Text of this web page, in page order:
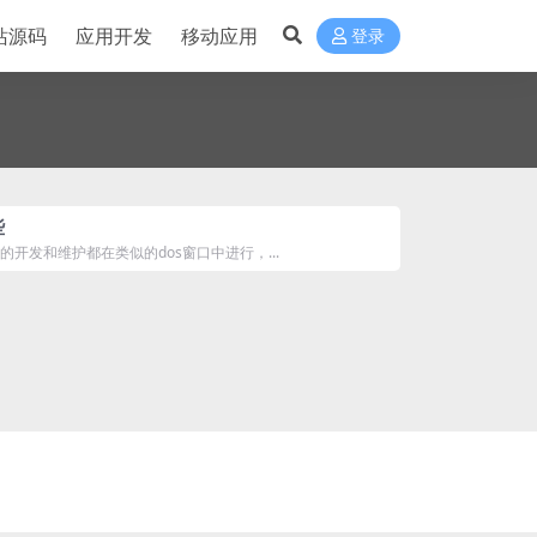
源码 应用开发 移动应用 登录
开发和维护都在类似的dos窗口中进行，...